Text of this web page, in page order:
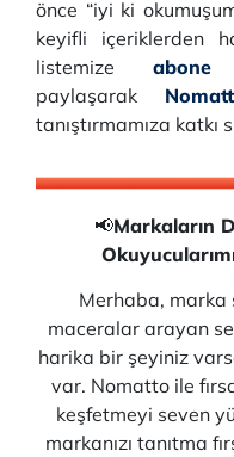
önce “iyi ki
keyifli içeriklerden
listemizeabone
paylaşarak
tanıştırmamıza katkı
📢Markaların
Merhaba, marka
maceralar arayan
harika bir şeyiniz
var. Nomatto ile
keşfetmeyi seven
markanızı tanıtma